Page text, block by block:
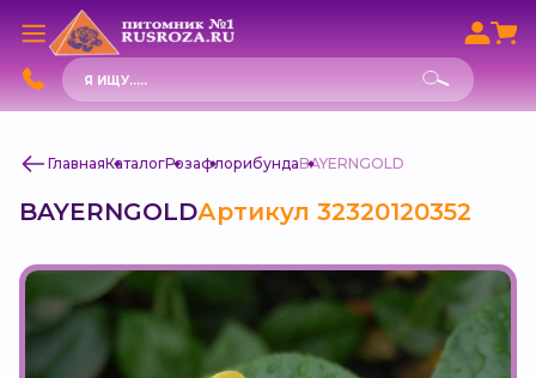
Поиск
товаров
ГлавнаяКаталогРозафлорибундаBAYERNGOLD
BAYERNGOLDАртикул 32320120352